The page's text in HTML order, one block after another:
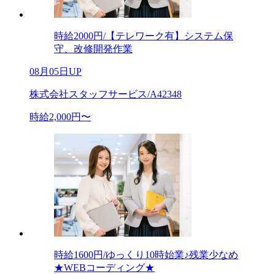
時給2000円/【テレワーク有】システム保
守、改修開発作業
08月05日UP
株式会社スタッフサービス/A42348
時給2,000円〜
時給1600円/ゆっくり10時始業♪残業少なめ
★WEBコーディング★